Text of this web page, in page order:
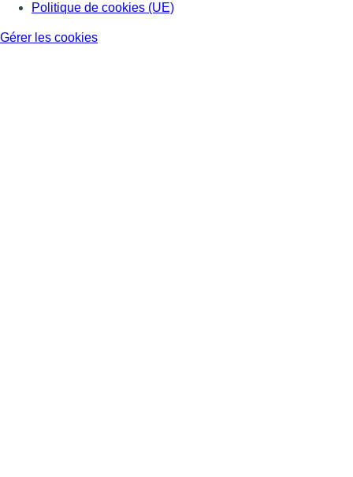
Politique de cookies (UE)
Gérer les cookies